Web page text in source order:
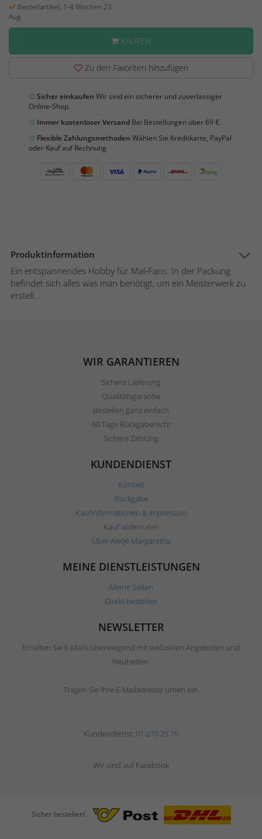
Bestellartikel, 1-4 Wochen 23
Aug
KAUFEN
Zu den Favoriten hinzufügen
Sicher einkaufen Wir sind ein sicherer und zuverlässiger
Online-Shop.
Immer kostenloser Versand Bei Bestellungen über 69 €.
Flexible Zahlungsmethoden Wählen Sie Kreditkarte, PayPal
oder Kauf auf Rechnung
Produktinformation
Ein entspannendes Hobby für Mal-Fans. In der Packung
befindet sich alles was man benötigt, um ein Meisterwerk zu
erstell...
WIR GARANTIEREN
Sichere Lieferung
Qualitätsgarantie
Bestellen ganz einfach
60 Tage Rückgaberecht
Sichere Zahlung
KUNDENDIENST
Kontakt
Rückgabe
Kaufinformationen & Impressum
Kauf widerrufen
Über Ateljé Margaretha
MEINE DIENSTLEISTUNGEN
Meine Seiten
Direkt bestellen
NEWSLETTER
Erhalten Sie E-Mails überwiegend mit exklusiven Angeboten und
Neuheiten.
Tragen Sie Ihre E-Mailadresse unten ein.
Kundendienst: 01-270 25 79
Wir sind auf Facebook
Sicher bestellen!